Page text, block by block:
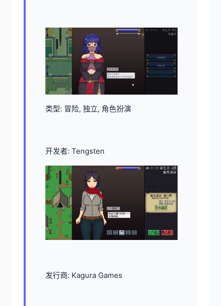
类型: 冒险, 独立, 角色扮演
开发者: Tengsten
发行商: Kagura Games